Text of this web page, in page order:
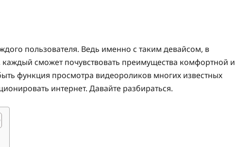
пользователя. Ведь именно с таким девайсом, в
каждый сможет почувствовать преимущества комфортной и
функция просмотра видеороликов многих известных
интернет. Давайте разбираться.